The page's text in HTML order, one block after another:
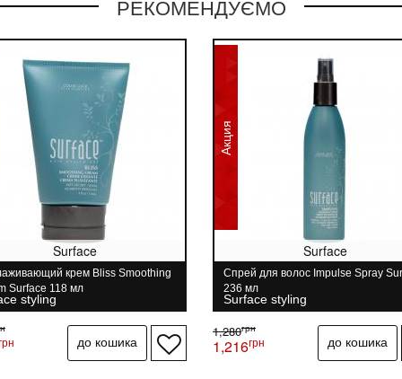
РЕКОМЕНДУЄМО
Surface
крем Bliss Smoothing
Surface 118 мл
styling
Акция
Surface
Спрей для волос Impulse Spray
236 мл
Surface styling
1,280грн
1,216грн